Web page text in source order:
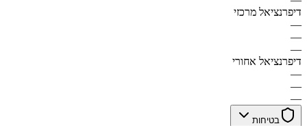
דיפרנציאל מרכזי
—
—
—
דיפרנציאל אחורי
—
—
—
בטיחות